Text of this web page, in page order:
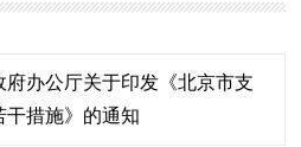
机构职能
府办公厅关于印发《北京市支
干措施》的通知